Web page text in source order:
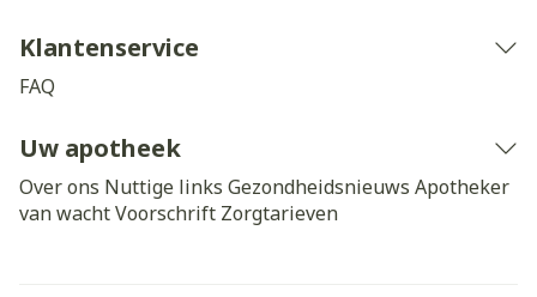
Klantenservice
FAQ
Uw apotheek
Over ons Nuttige links Gezondheidsnieuws Apotheker
van wachtVoorschrift Zorgtarieven